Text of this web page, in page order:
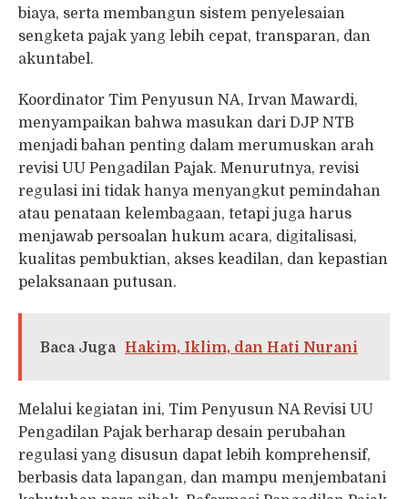
biaya, serta membangun sistem penyelesaian
sengketa pajak yang lebih cepat, transparan, dan
akuntabel.
Koordinator Tim Penyusun NA, Irvan Mawardi,
menyampaikan bahwa masukan dari DJP NTB
menjadi bahan penting dalam merumuskan arah
revisi UU Pengadilan Pajak. Menurutnya, revisi
regulasi ini tidak hanya menyangkut pemindahan
atau penataan kelembagaan, tetapi juga harus
menjawab persoalan hukum acara, digitalisasi,
kualitas pembuktian, akses keadilan, dan kepastian
pelaksanaan putusan.
Baca Juga Hakim, Iklim, dan Hati Nurani
Melalui kegiatan ini, Tim Penyusun NA Revisi UU
Pengadilan Pajak berharap desain perubahan
regulasi yang disusun dapat lebih komprehensif,
berbasis data lapangan, dan mampu menjembatani